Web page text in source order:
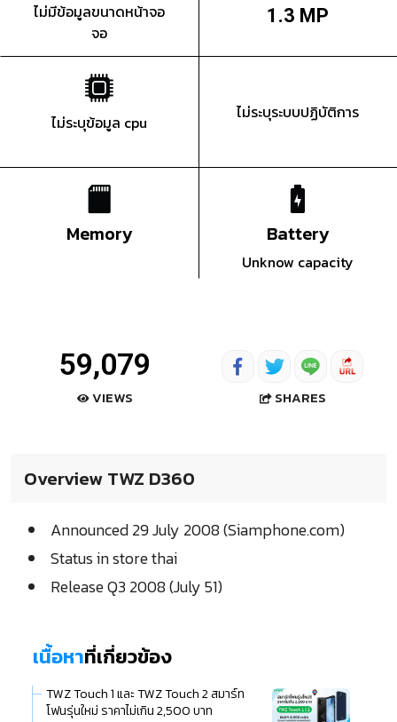
ไม่มีข้อมูลขนาดหน้าจอ
จอ
1.3 MP
ไม่ระบุข้อมูล cpu ไม่ระบุระบบปฏิบัติการ
Memory Battery
Unknow capacity
59,079
VIEWS SHARES
Overview TWZ D360
Announced 29 July 2008 (Siamphone.com)
Status in store thai
Release Q3 2008 (July 51)
เนื้อหาที่เกี่ยวข้อง
TWZ Touch 1 และ TWZ Touch 2 สมาร์ท
โฟนรุ่นใหม่ ราคาไม่เกิน 2,500 บาท